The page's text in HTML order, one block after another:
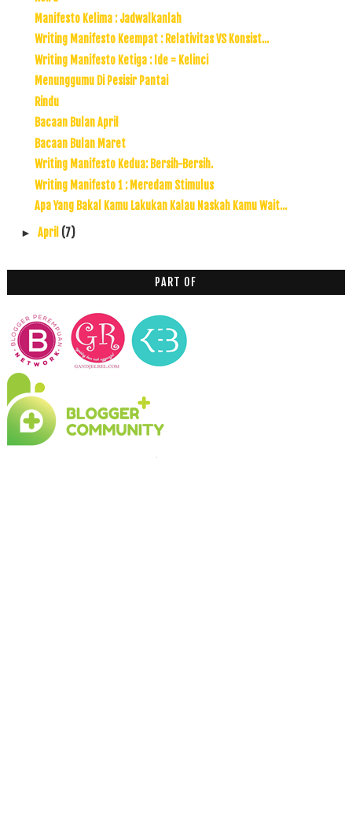
Manifesto Kelima : Jadwalkanlah
Writing Manifesto Keempat : Relativitas VS Konsist...
Writing Manifesto Ketiga : Ide = Kelinci
Menunggumu Di Pesisir Pantai
Rindu
Bacaan Bulan April
Bacaan Bulan Maret
Writing Manifesto Kedua: Bersih-Bersih.
Writing Manifesto 1 : Meredam Stimulus
Apa Yang Bakal Kamu Lakukan Kalau Naskah Kamu Wait...
► April (7)
PART OF